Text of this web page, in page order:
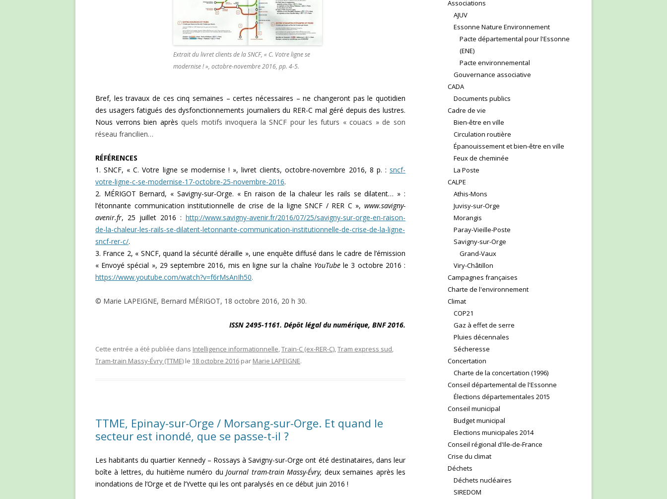
Extrait du livret clients de la SNCF, « C. Votre ligne se
modernise ! », octobre-novembre 2016, pp. 4-5.
Bref, les travaux de ces cinq semaines – certes nécessaires – ne changeront pas le quotidien
des usagers fatigués des dysfonctionnements journaliers du RER-C mal géré depuis des lustres.
Nous verrons bien après quels motifs invoquera la SNCF pour les futurs « couacs » de son
réseau francilien…
RÉFÉRENCES
1. SNCF, « C. Votre ligne se modernise ! », livret clients, octobre-novembre 2016, 8 p. : sncf-
votre-ligne-c-se-modernise-17-octobre-25-novembre-2016.
2. MÉRIGOT Bernard, « Savigny-sur-Orge. « En raison de la chaleur les rails se dilatent… » :
l’étonnante communication institutionnelle de crise de la ligne SNCF / RER C », www.savigny-
avenir.fr, 25 juillet 2016 : http://www.savigny-avenir.fr/2016/07/25/savigny-sur-orge-en-raison-
de-la-chaleur-les-rails-se-dilatent-letonnante-communication-institutionnelle-de-crise-de-la-ligne-
sncf-rer-c/.
3. France 2, « SNCF, quand la sécurité déraille », une enquête diffusé dans le cadre de l’émission
« Envoyé spécial », 29 septembre 2016, mis en ligne sur la chaîne YouTubele 3 octobre 2016 :
https://www.youtube.com/watch?v=f6rMsAnIh50.
© Marie LAPEIGNE, Bernard MÉRIGOT, 18 octobre 2016, 20 h 30.
ISSN 2495-1161. Dépôt légal du numérique, BNF 2016.
Cette entrée a été publiée dans Intelligence informationnelle,Train-C (ex-RER-C),Tram express sud,
Tram-train Massy-Évry (TTME) le 18 octobre 2016 par Marie LAPEIGNE.
TTME, Epinay-sur-Orge / Morsang-sur-Orge. Et quand le
secteur est inondé, que se passe-t-il ?
Les habitants du quartier Kennedy – Rossays à Savigny-sur-Orge ont été destinataires, dans leur
boîte à lettres, du huitième numéro duJournal tram-train Massy-Évry, deux semaines après les
inondations de l’Orge et de l’Yvette qui les ont paralysés en ce début juin 2016 !
Associations
AJUV
Essonne Nature Environnement
Pacte départemental pour l'Essonne
(ENE)
Pacte environnemental
Gouvernance associative
CADA
Documents publics
Cadre de vie
Bien-être en ville
Circulation routière
Épanouissement et bien-être en ville
Feux de cheminée
La Poste
CALPE
Athis-Mons
Juvisy-sur-Orge
Morangis
Paray-Vieille-Poste
Savigny-sur-Orge
Grand-Vaux
Viry-Châtillon
Campagnes françaises
Charte de l'environnement
Climat
COP21
Gaz à effet de serre
Pluies décennales
Sécheresse
Concertation
Charte de la concertation (1996)
Conseil départemental de l'Essonne
Élections départementales 2015
Conseil municipal
Budget municipal
Elections municipales 2014
Conseil régional d'Ile-de-France
Crise du climat
Déchets
Déchets nucléaires
SIREDOM